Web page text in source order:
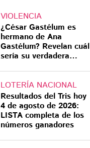
VIOLENCIA
¿César Gastélum es
hermano de Ana
Gastélum? Revelan cuál
sería su verdadera
LOTERÍA NACIONAL
Resultados del Tris hoy
4 de agosto de 2026:
LISTA completa de los
números ganadores